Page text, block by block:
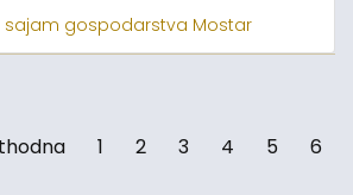
sajam gospodarstva Mostar
1 2 3 4 5 6